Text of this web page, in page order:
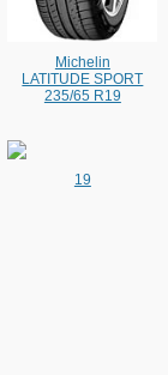
Michelin
LATITUDE SPORT
235/65 R19
19